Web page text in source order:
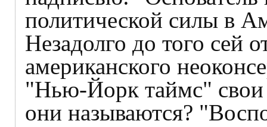
политической силы в
Незадолго до того сей
американского
"Нью-Йорк таймс" свои
они называются?